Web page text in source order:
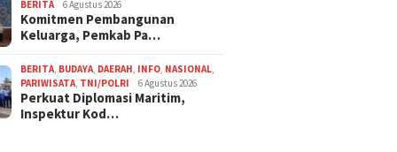
BERITA 6 Agustus 2026
Komitmen Pembangunan
Keluarga, Pemkab Pa…
BERITA, BUDAYA, DAERAH, INFO, NASIONAL,
PARIWISATA, TNI/POLRI 6 Agustus 2026
Perkuat Diplomasi Maritim,
Inspektur Kod…